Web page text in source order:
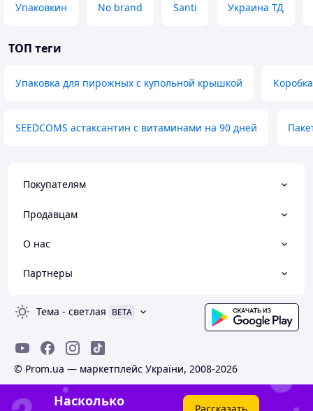
Упаковкин No brand Santi Украина ТД
ТОП теги
Упаковка для пирожных с купольной крышкой
SEEDCOMS астаксантин с витаминами на 90 дней
Покупателям
Продавцам
О нас
Партнеры
Тема - светлая BETA
© Prom.ua — маркетплейс України, 2008-2026
Насколько